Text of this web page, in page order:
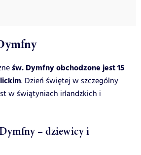
św. Dymfny obchodzone jest 15
. Dzień świętej w szczególny
w świątyniach irlandzkich i
– dziewicy i